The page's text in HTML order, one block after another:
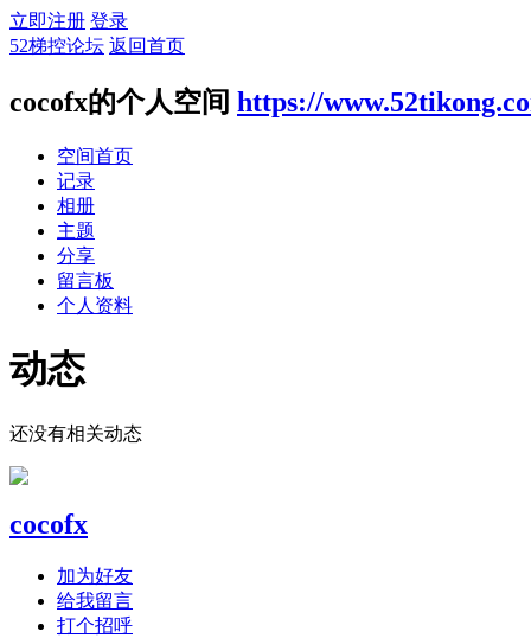
立即注册 登录
52梯控论坛 返回首页
cocofx的个人空间 https://
空间首页
记录
相册
主题
分享
留言板
个人资料
动态
还没有相关动态
cocofx
加为好友
给我留言
打个招呼